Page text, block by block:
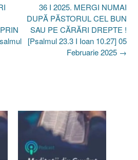
36 I 2025. MERGI NUMAI
DUPĂ PĂSTORUL CEL BUN
SAU PE CĂRĂRI DREPTE !
[Psalmul 23.3 I Ioan 10.27] 05
Februarie 2025 →